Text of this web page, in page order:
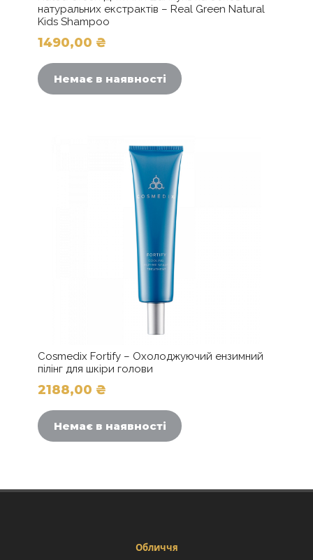
натуральних екстрактів – Real Green Natural
Kids Shampoo
1490,00 ₴
Немає в наявності
Cosmedix Fortify – Охолоджуючий ензимний
пілінг для шкіри голови
2188,00 ₴
Немає в наявності
Обличчя